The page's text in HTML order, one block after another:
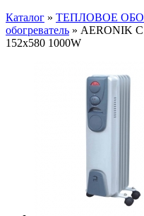
Каталог » ТЕПЛОВОЕ
обогреватель » AERONIK C
152x580 1000W